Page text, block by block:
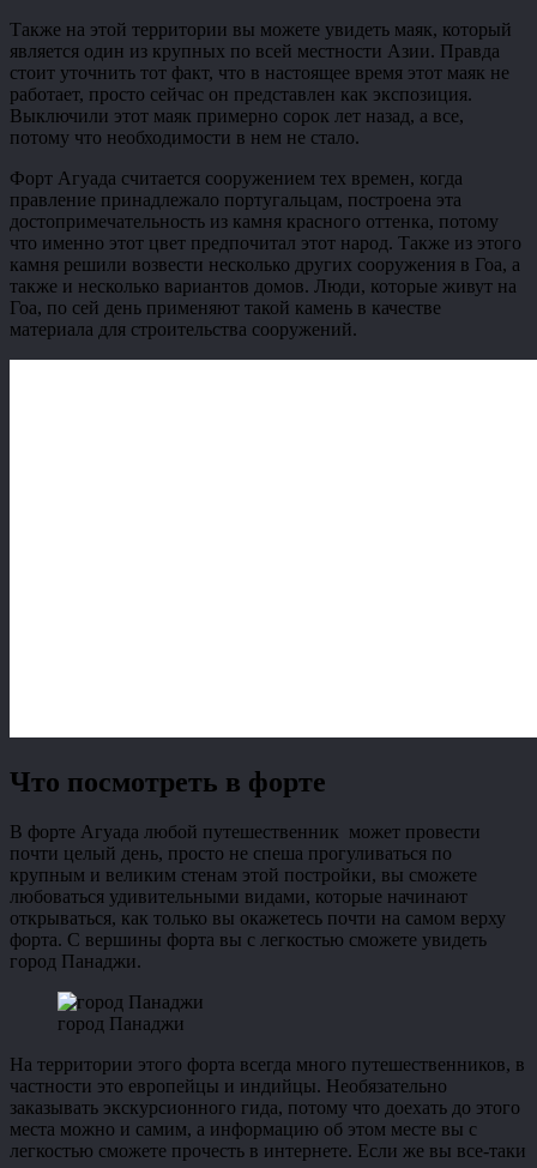
Также на этой территории вы можете увидеть маяк, который
является один из крупных по всей местности Азии. Правда
стоит уточнить тот факт, что в настоящее время этот маяк не
работает, просто сейчас он представлен как экспозиция.
Выключили этот маяк примерно сорок лет назад, а все,
потому что необходимости в нем не стало.
Форт Агуада считается сооружением тех времен, когда
правление принадлежало португальцам, построена эта
достопримечательность из камня красного оттенка, потому
что именно этот цвет предпочитал этот народ. Также из этого
камня решили возвести несколько других сооружения в Гоа, а
также и несколько вариантов домов. Люди, которые живут на
Гоа, по сей день применяют такой камень в качестве
материала для строительства сооружений.
Что посмотреть в форте
В форте Агуада любой путешественник может провести
почти целый день, просто не спеша прогуливаться по
крупным и великим стенам этой постройки, вы сможете
любоваться удивительными видами, которые начинают
открываться, как только вы окажетесь почти на самом верху
форта. С вершины форта вы с легкостью сможете увидеть
город Панаджи.
город Панаджи
На территории этого форта всегда много путешественников, в
частности это европейцы и индийцы. Необязательно
заказывать экскурсионного гида, потому что доехать до этого
места можно и самим, а информацию об этом месте вы с
легкостью сможете прочесть в интернете. Если же вы все-таки